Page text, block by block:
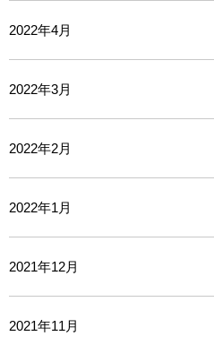
2022年4月
2022年3月
2022年2月
2022年1月
2021年12月
2021年11月